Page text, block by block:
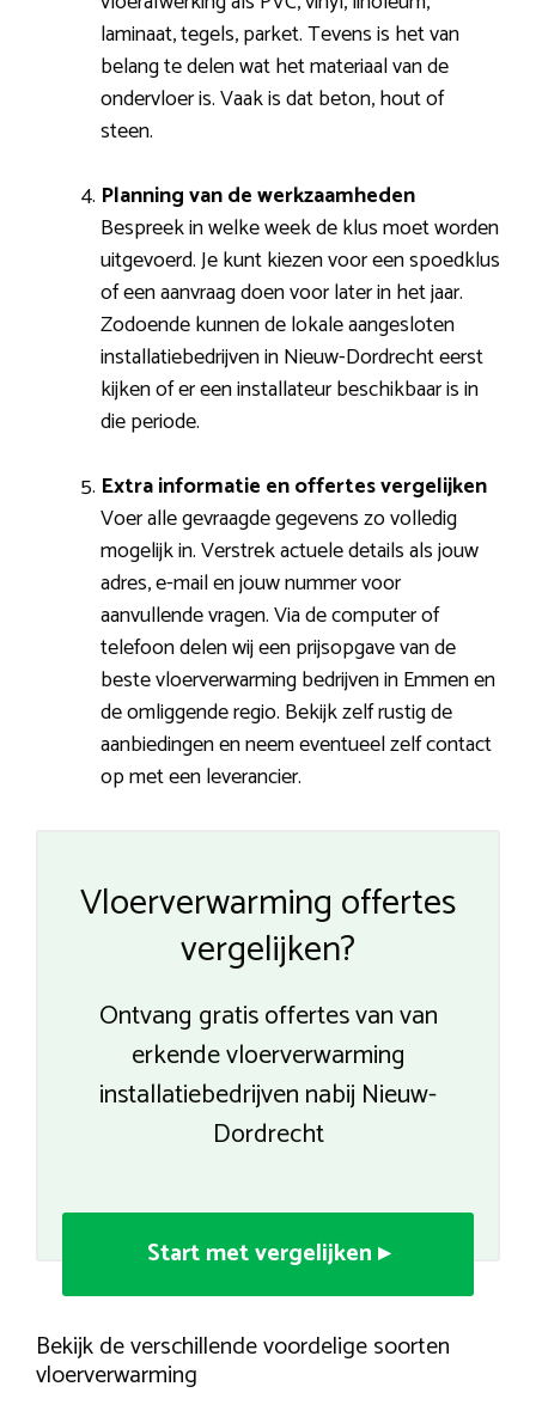
laminaat, tegels, parket. Tevens is het van
belang te delen wat het materiaal van de
ondervloer is. Vaak is dat beton, hout of
steen.
Planning van de werkzaamheden
Bespreek in welke week de klus moet worden
uitgevoerd. Je kunt kiezen voor een spoedklus
of een aanvraag doen voor later in het jaar.
Zodoende kunnen de lokale aangesloten
installatiebedrijven in Nieuw-Dordrecht eerst
kijken of er een installateur beschikbaar is in
die periode.
Extra informatie en offertes vergelijken
Voer alle gevraagde gegevens zo volledig
mogelijk in. Verstrek actuele details als jouw
adres, e-mail en jouw nummer voor
aanvullende vragen. Via de computer of
telefoon delen wij een prijsopgave van de
beste vloerverwarming bedrijven in Emmen en
de omliggende regio. Bekijk zelf rustig de
aanbiedingen en neem eventueel zelf contact
op met een leverancier.
Vloerverwarming offertes
vergelijken?
Ontvang gratis offertes van van
erkende vloerverwarming
installatiebedrijven nabij Nieuw-
Dordrecht
Start met vergelijken ▸
Bekijk de verschillende voordelige soorten
vloerverwarming